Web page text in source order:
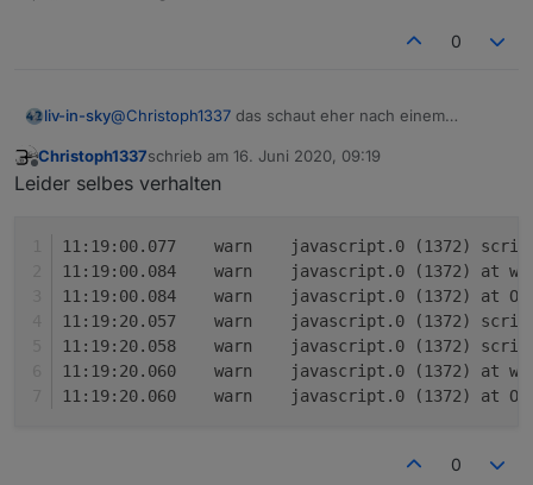
0
liv-in-sky@Christoph1337 das schaut eher nach einem
nutze mal das hier - und ändere bzw. gleiche nur
Spoiler
Offline
Christoph1337schrieb am 16. Juni 2020, 09:19
zuletzt editiert von
Leider selbes verhalten
11:19:00.077	warn
11:19:00.084	warn
11:19:00.084	warn	javascript.0 (1372)
11:19:20.057	warn
11:19:20.058	warn
11:19:20.060	warn
11:19:20.060	warn	javascript.0 (1372)
0